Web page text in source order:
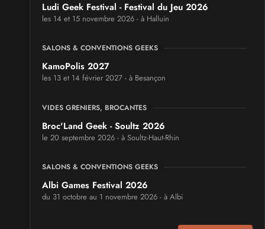
Ludi Geek Festival - Festival du Jeu 2026
les 14 et 15 novembre 2026 - à Halluin
SALONS & CONVENTIONS GEEKS
KamoPolis 2027
les 13 et 14 février 2027 - à Besançon
VIDES GRENIERS, BROCANTES
Broc'Land Geek - Soultz 2026
le 20 septembre 2026 - à Soultz-Haut-Rhin
SALONS & CONVENTIONS GEEKS
Albi Games Festival 2026
du 31 octobre au 1 novembre 2026 - à Albi